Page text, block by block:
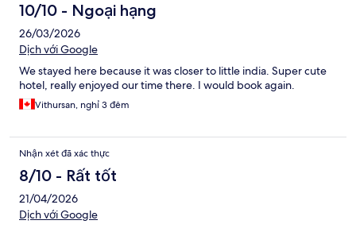
10/10 - Ngoại hạng
26/03/2026
Dịch với Google
We stayed here because it was closer to little india. Super cute
hotel, really enjoyed our time there. I would book again.
Vithursan, nghỉ 3 đêm
Nhận xét đã xác thực
8/10 - Rất tốt
21/04/2026
Dịch với Google